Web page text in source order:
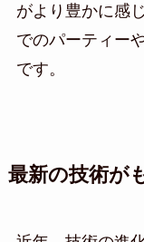
がより豊かに感
でのパーティー
です。
最新の技術が